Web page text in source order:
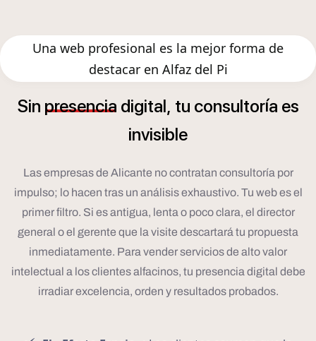
Una web profesional es la mejor forma de
destacar en Alfaz del Pi
Sin presencia digital, tu consultoría es
invisible
Las empresas de Alicante no contratan consultoría por
impulso; lo hacen tras un análisis exhaustivo. Tu web es el
primer filtro. Si es antigua, lenta o poco clara, el director
general o el gerente que la visite descartará tu propuesta
inmediatamente. Para vender servicios de alto valor
intelectual a los clientes alfacinos, tu presencia digital debe
irradiar excelencia, orden y resultados probados.